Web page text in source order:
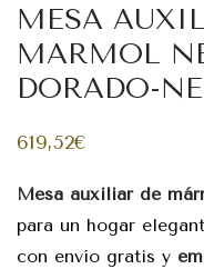
MESA
MARMOL
DORADO-
619,52€
Mesa auxiliar de
para un hogar
con envío gratis y